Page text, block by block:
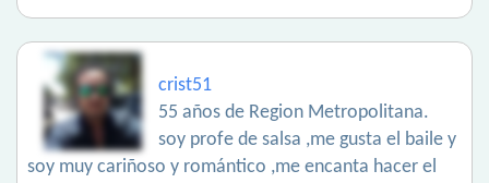
crist51
55 años de Region Metropolitana.
soy profe de salsa ,me gusta el baile y
soy muy cariñoso y romántico ,me encanta hacer el